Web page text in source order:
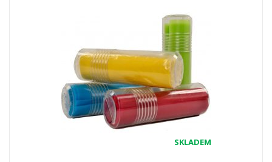
SKLADEM